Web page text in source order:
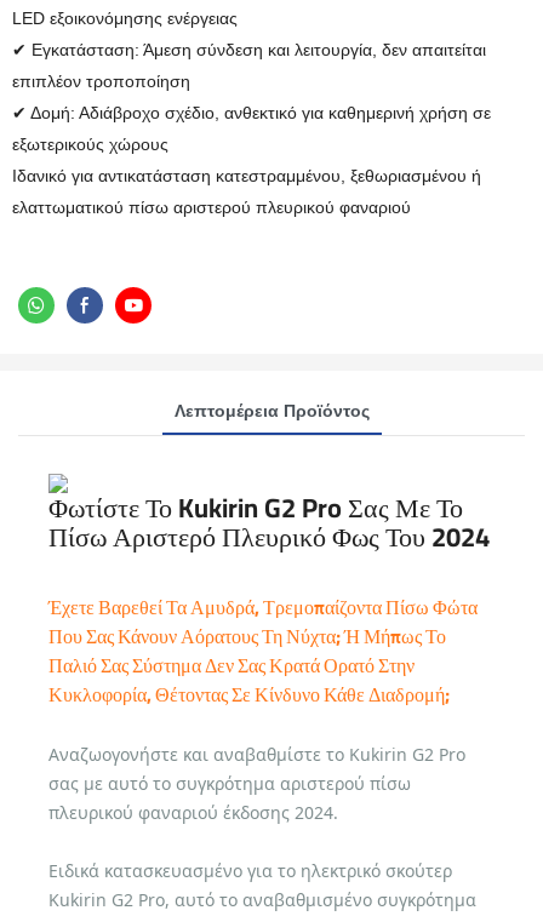
LED εξοικονόμησης ενέργειας
✔ Εγκατάσταση: Άμεση σύνδεση και λειτουργία, δεν απαιτείται
επιπλέον τροποποίηση
✔ Δομή: Αδιάβροχο σχέδιο, ανθεκτικό για καθημερινή χρήση σε
εξωτερικούς χώρους
Ιδανικό για αντικατάσταση κατεστραμμένου, ξεθωριασμένου ή
ελαττωματικού πίσω αριστερού πλευρικού φαναριού
Λεπτομέρεια Προϊόντος
Φωτίστε Το Kukirin G2 Pro Σας Με Το
Πίσω Αριστερό Πλευρικό Φως Του 2024
Έχετε Βαρεθεί Τα Αμυδρά, Τρεμοπαίζοντα Πίσω Φώτα
Που Σας Κάνουν Αόρατους Τη Νύχτα; Ή Μήπως Το
Παλιό Σας Σύστημα Δεν Σας Κρατά Ορατό Στην
Κυκλοφορία, Θέτοντας Σε Κίνδυνο Κάθε Διαδρομή;
Αναζωογονήστε και αναβαθμίστε το Kukirin G2 Pro
σας με αυτό το συγκρότημα αριστερού πίσω
πλευρικού φαναριού έκδοσης 2024.
Ειδικά κατασκευασμένο για το ηλεκτρικό σκούτερ
Kukirin G2 Pro, αυτό το αναβαθμισμένο συγκρότημα